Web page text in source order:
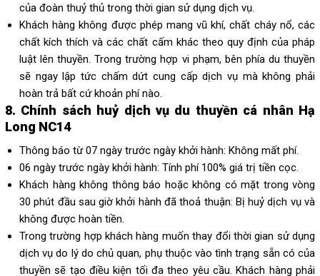
của đoàn thuỷ thủ trong thời gian sử dụng dịch vụ.
Khách hàng không được phép mang vũ khí, chất cháy nổ, các
chất kích thích và các chất cấm khác theo quy định của pháp
luật lên thuyền. Trong trường hợp vi phạm, bên phía du thuyền
sẽ ngay lập tức chấm dứt cung cấp dịch vụ mà không phải
hoàn trả bất cứ khoản phí nào.
8. Chính sách huỷ dịch vụ du thuyền cá nhân Hạ
Long NC14
Thông báo từ 07 ngày trước ngày khởi hành: Không mất phí.
06 ngày trước ngày khởi hành: Tính phí 100% giá trị tiền cọc.
Khách hàng không thông báo hoặc không có mặt trong vòng
30 phút đầu sau giờ khởi hành đã thoả thuận: Bị huỷ dịch vụ và
không được hoàn tiền.
Trong trường hợp khách hàng muốn thay đổi thời gian sử dụng
dịch vụ do lý do chủ quan, phụ thuộc vào tình trạng sẵn có của
thuyền sẽ tạo điều kiện tối đa theo yêu cầu. Khách hàng phải